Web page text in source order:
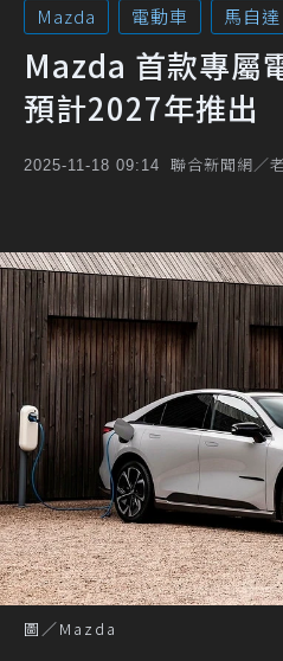
Mazda 電動車 馬自達
Mazda 首款專屬
預計2027年推出
2025-11-18 09:14 聯合新聞網／
圖／Mazda